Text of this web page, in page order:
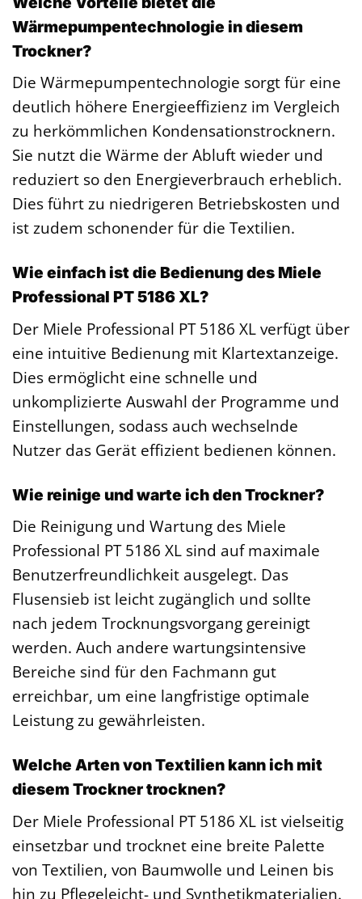
Wärmepumpentechnologie in diesem
Trockner?
Die Wärmepumpentechnologie sorgt für eine
deutlich höhere Energieeffizienz im Vergleich
zu herkömmlichen Kondensationstrocknern.
Sie nutzt die Wärme der Abluft wieder und
reduziert so den Energieverbrauch erheblich.
Dies führt zu niedrigeren Betriebskosten und
ist zudem schonender für die Textilien.
Wie einfach ist die Bedienung des Miele
Professional PT 5186 XL?
Der Miele Professional PT 5186 XL verfügt über
eine intuitive Bedienung mit Klartextanzeige.
Dies ermöglicht eine schnelle und
unkomplizierte Auswahl der Programme und
Einstellungen, sodass auch wechselnde
Nutzer das Gerät effizient bedienen können.
Wie reinige und warte ich den Trockner?
Die Reinigung und Wartung des Miele
Professional PT 5186 XL sind auf maximale
Benutzerfreundlichkeit ausgelegt. Das
Flusensieb ist leicht zugänglich und sollte
nach jedem Trocknungsvorgang gereinigt
werden. Auch andere wartungsintensive
Bereiche sind für den Fachmann gut
erreichbar, um eine langfristige optimale
Leistung zu gewährleisten.
Welche Arten von Textilien kann ich mit
diesem Trockner trocknen?
Der Miele Professional PT 5186 XL ist vielseitig
einsetzbar und trocknet eine breite Palette
von Textilien, von Baumwolle und Leinen bis
hin zu Pflegeleicht- und Synthetikmaterialien.